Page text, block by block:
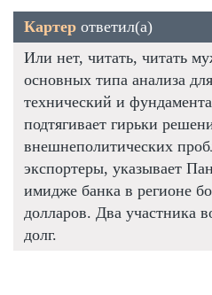
Картер ответил(а)
Или нет, читать, читать
основных типа анализа
технический и
подтягивает гирьки
внешнеполитических
экспортеры, указывает
имидже банка в регионе
долларов. Два участника
долг.